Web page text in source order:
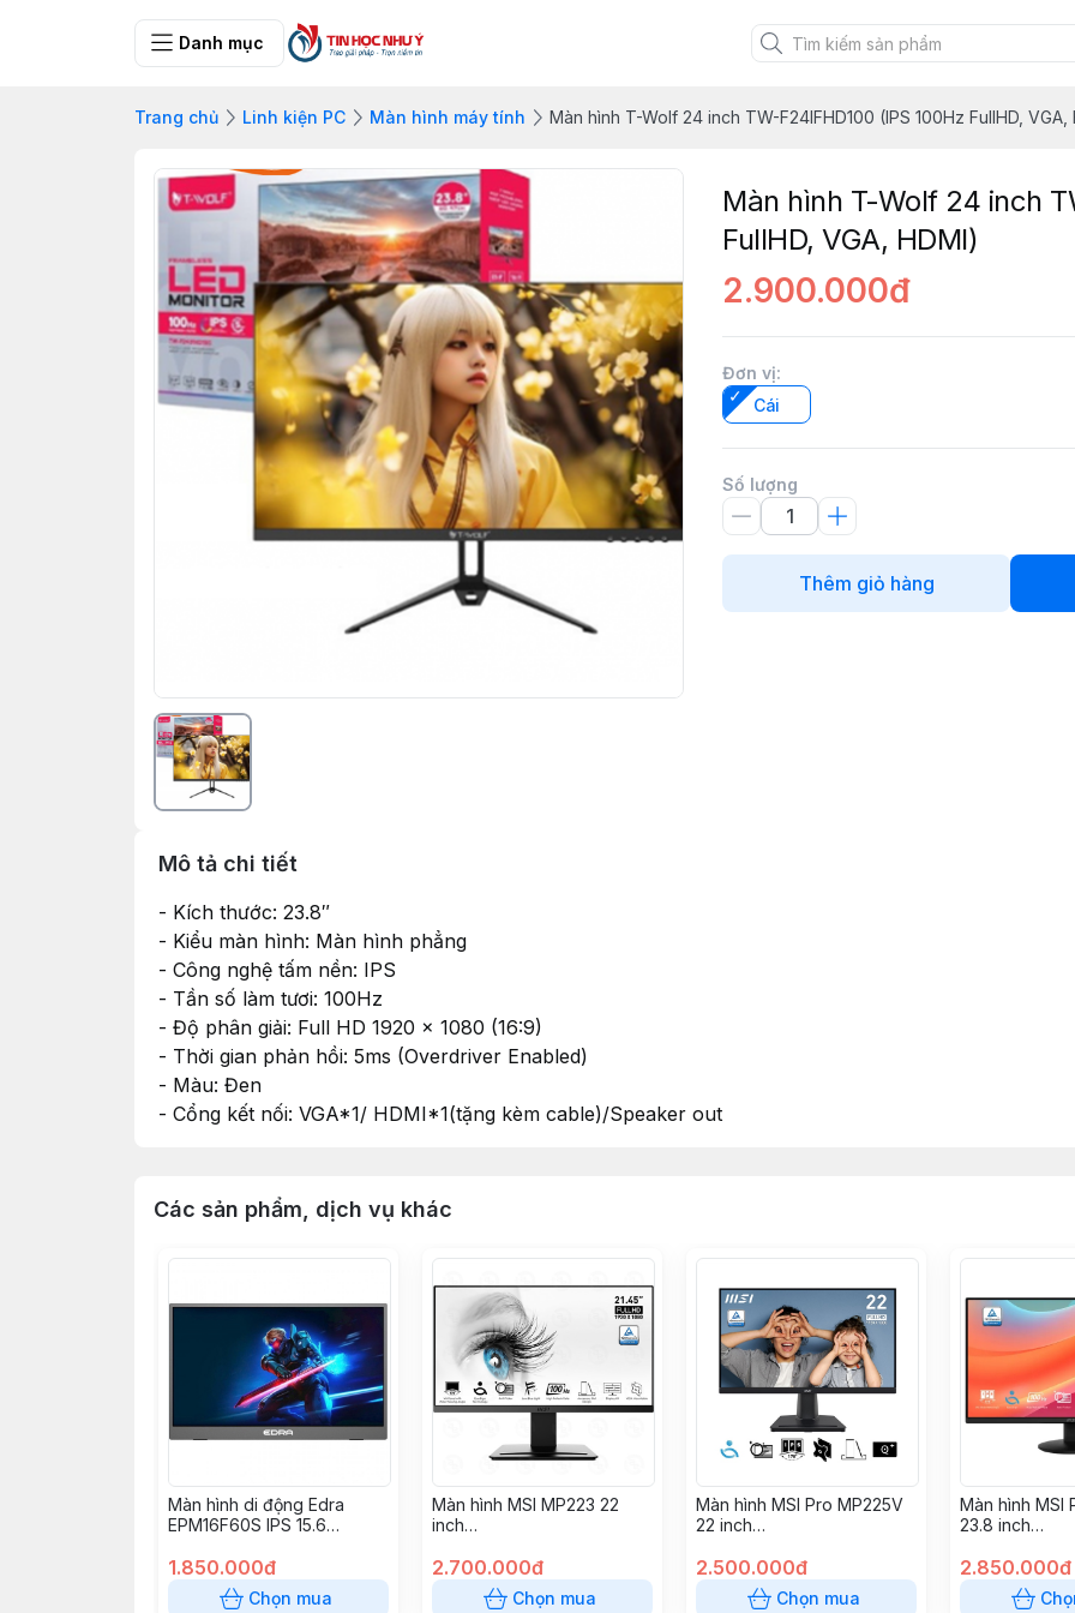
Danh mục
Trang chủ Linh kiện PC Màn hình máy tính Màn hình T-Wolf 24 inch TW-F24IFHD100 (IPS 100Hz FullHD, VGA,
Màn hình T-Wolf 24 inch
FullHD, VGA, HDMI)
2.900.000đ
Đơn vị:
Cái
Số lượng
Thêm giỏ hàng
Mô tả chi tiết
- Kích thước: 23.8″
- Kiểu màn hình: Màn hình phẳng
- Công nghệ tấm nền: IPS
- Tần số làm tươi: 100Hz
- Độ phân giải: Full HD 1920 x 1080 (16:9)
- Thời gian phản hồi: 5ms (Overdriver Enabled)
- Màu: Đen
- Cổng kết nối: VGA*1/ HDMI*1(tặng kèm cable)/Speaker out
Các sản phẩm, dịch vụ khác
Màn hình di động Edra
EPM16F60S IPS 15.6
1.850.000đ
Chọn mua
Màn hình MSI MP223 22
inch
MI)
2.700.000đ
Chọn mua
Màn hình MSI Pro MP225V
22 inch
MI)
2.500.000đ
Chọn mua
Màn hình MSI
23.8 inch
play Port)
2.850.000đ